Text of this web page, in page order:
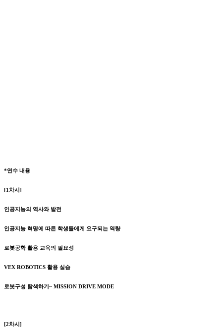
*연수 내용
[1차시]
인공지능의 역사와 발전
인공지능 혁명에 따른 학생들에게 요구되는 역량
로봇공학 활용 교육의 필요성
VEX ROBOTICS 활용 실습
로봇구성 탐색하기~ MISSION DRIVE MODE
[2차시]